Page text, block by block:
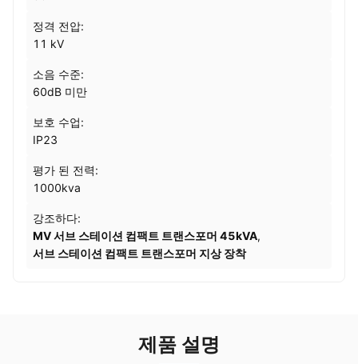
정격 전압:
11 kV
소음 수준:
60dB 미만
보호 수업:
IP23
평가 된 전력:
1000kva
강조하다:
MV 서브 스테이션 컴팩트 트랜스포머 45kVA,
서브 스테이션 컴팩트 트랜스포머 지상 장착
제품 설명